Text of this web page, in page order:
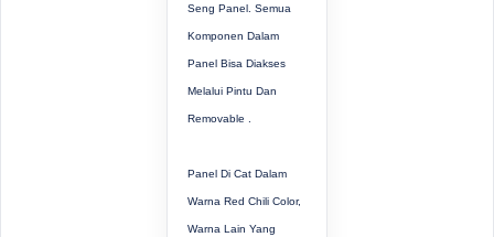
Seng Panel. Semua
Komponen Dalam
Panel Bisa Diakses
Melalui Pintu Dan
Removable .
Panel Di Cat Dalam
Warna Red Chili Color,
Warna Lain Yang